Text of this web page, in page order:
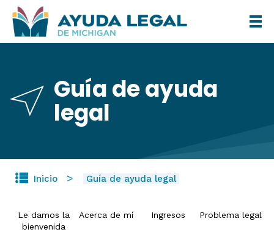
Pasar
al
Guía de ayuda
legal
Inicio Guía de ayuda legal
Le damos la
bienvenida
Acerca de mí Ingresos Problema legal